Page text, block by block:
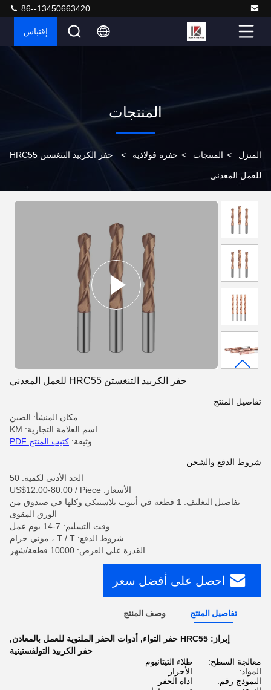
86--13450663420
إقتباس
المنتجات
المنزل > المنتجات > حفرة فولاذية > حفر الكربيد التنغستن HRC55
للعمل المعدني
حفر الكربيد التنغستن HRC55 للعمل المعدني
تفاصيل المنتج
مكان المنشأ: الصين
اسم العلامة التجارية: KM
وثيقة: كتيب المنتج PDF
شروط الدفع والشحن
الحد الأدنى لكمية: 50
الأسعار: US$12.00-80.00 / Piece
تفاصيل التغليف: 1 قطعة في أنبوب بلاستيكي وكلها في صندوق من
الورق المقوى
وقت التسليم: 7-14 يوم عمل
شروط الدفع: T / T ، موني جرام
القدرة على العرض: 10000 قطعة/شهر
احصل على أفضل سعر
تفاصيل المنتج وصف المنتج
إبراز: HRC55 حفر التواء , أدوات الحفر الملتوية للعمل بالمعادن,
حفر الكربيد التولفستينية
معالجة السطح:
طلاء التيتانيوم
المواد:
الأحرار
النموذج رقم:
اداة الحفر